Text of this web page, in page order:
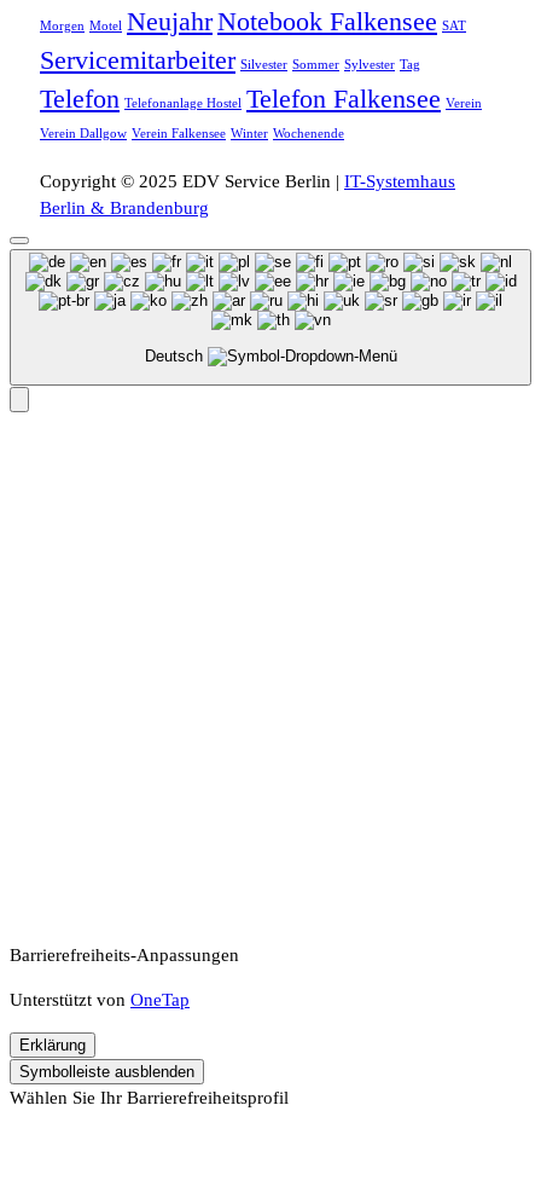
Morgen Motel NeujahrNotebook Falkensee SAT
Servicemitarbeiter Silvester Sommer Sylvester Tag
Telefon Telefonanlage Hostel Telefon Falkensee Verein
Verein Dallgow Verein Falkensee Winter Wochenende
Copyright © 2025 EDV Service Berlin | IT-Systemhaus
Berlin & Brandenburg
Deutsch
Barrierefreiheits-Anpassungen
Unterstützt von OneTap
Erklärung
Symbolleiste ausblenden
Wählen Sie Ihr Barrierefreiheitsprofil